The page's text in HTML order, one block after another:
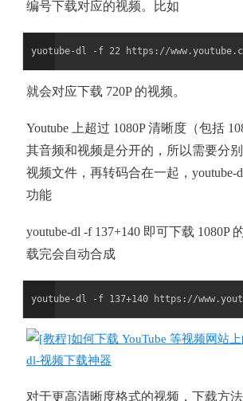
编号下载对应的视频。比如
就会对应下载 720P 的视频。
Youtube 上超过 1080P 清晰度（包括
其音频和视频是分开的，所以需要分
视频文件，再转码合在一起，youtube-
功能
youtube-dl -f 137+140 即可下载 1080P
载完会自动合成
对于更高清晰度格式的视频，下载方